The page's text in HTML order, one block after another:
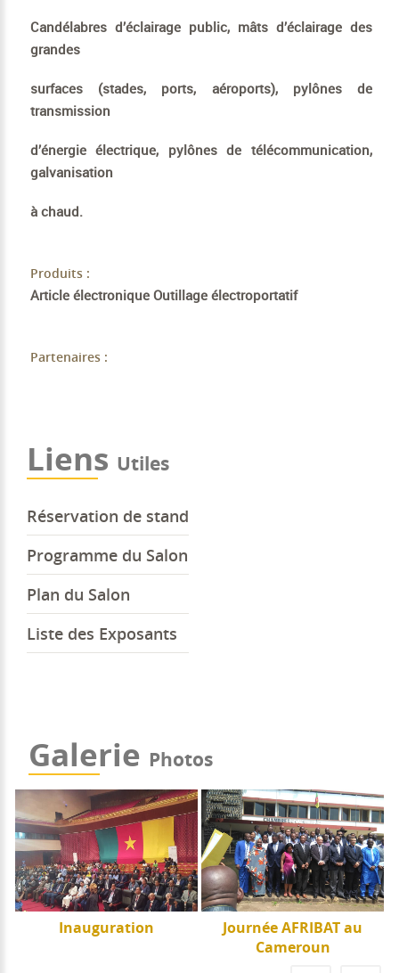
Candélabres d’éclairage public, mâts d’éclairage des
grandes
surfaces (stades, ports, aéroports), pylônes de
transmission
d’énergie électrique, pylônes de télécommunication,
galvanisation
à chaud.
Produits :
Article électronique Outillage électroportatif
Partenaires :
Liens Utiles
Réservation de stand
Programme du Salon
Plan du Salon
Liste des Exposants
Galerie Photos
Inauguration
Journée AFRIBAT au
Cameroun